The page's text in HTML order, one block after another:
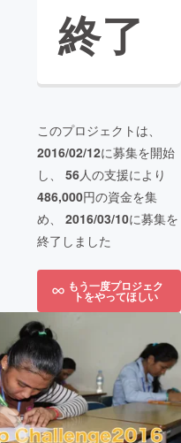
終了
このプロジェクトは、
2016/02/12に募集を開始
し、 56人の支援により
486,000円の資金を集
め、 2016/03/10に募集を
終了しました
もう一度プロジェク
トをやってほしい